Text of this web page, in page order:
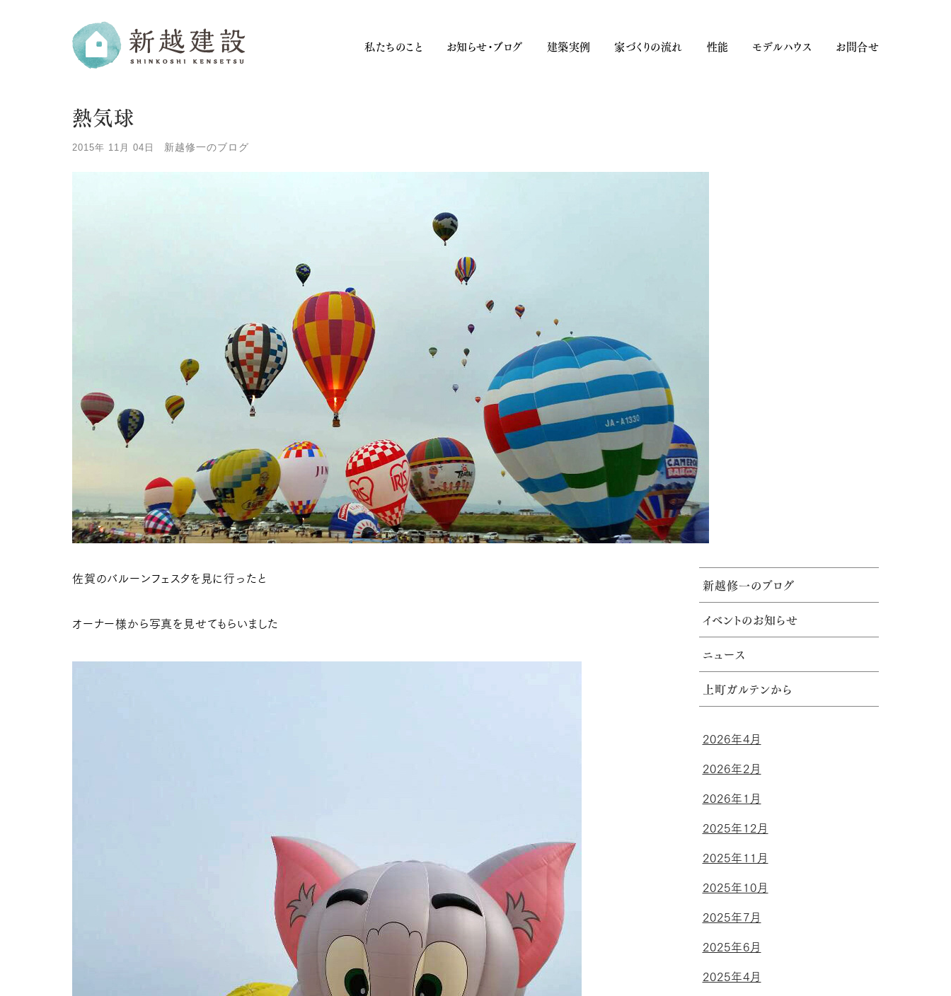
私たちのこと お知らせ・ブログ 建築実例 家づくりの流れ 性能 モデルハウス お問合せ
熱気球
2015年 11月 04日 新越修一のブログ
佐賀のバルーンフェスタを見に行ったと
オーナー様から写真を見せてもらいました
新越修一のブログ
イベントのお知らせ
ニュース
上町ガルテンから
2026年4月
2026年2月
2026年1月
2025年12月
2025年11月
2025年10月
2025年7月
2025年6月
2025年4月